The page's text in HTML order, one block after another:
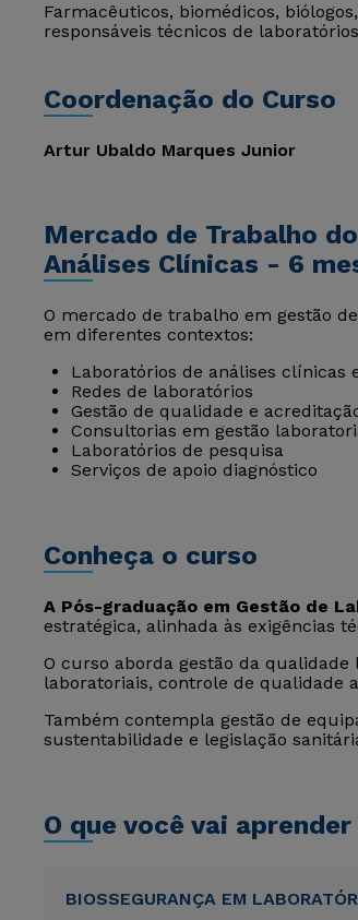
Farmacêuticos, biomédicos,
responsáveis técnicos de
Coordenação do Curso
Artur Ubaldo Marques Junior
Mercado de Trabalho
Análises Clínicas - 6
O mercado de trabalho em gestão
em diferentes contextos:
Laboratórios de análises clínicas
Redes de laboratórios
Gestão de qualidade e
Consultorias em gestão
Laboratórios de pesquisa
Serviços de apoio diagnóstico
Conheça o curso
A Pós-graduação em Gestão de
estratégica, alinhada às exigências
O curso aborda gestão da qualidade
laboratoriais, controle de qualidade
Também contempla gestão de
sustentabilidade e legislação
O que você vai aprender
BIOSSEGURANÇA EM